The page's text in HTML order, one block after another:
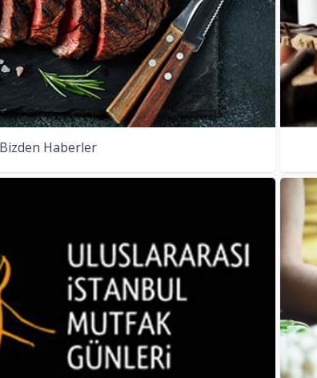
Bizden Haberler